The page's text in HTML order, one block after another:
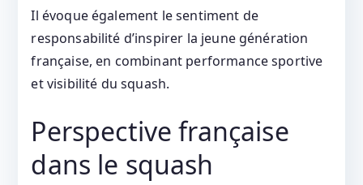
Il évoque également le sentiment de
responsabilité d’inspirer la jeune génération
française, en combinant performance sportive
et visibilité du squash.
Perspective française
dans le squash